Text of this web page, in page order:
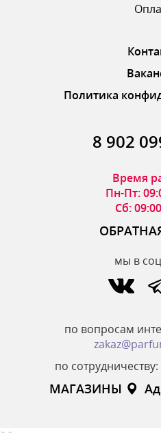
Политика
8 902
Время
Пн-Пт:
Сб:
мы в
по вопросам
по сотрудничеству:
МАГАЗИНЫ